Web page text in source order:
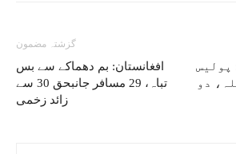
گزشتہ مضمون
افغانستان: بم دھماکے سے بس
تباہ، 29 مسافر جانبحق 30 سے
زائد زخمی
پولیس
دو